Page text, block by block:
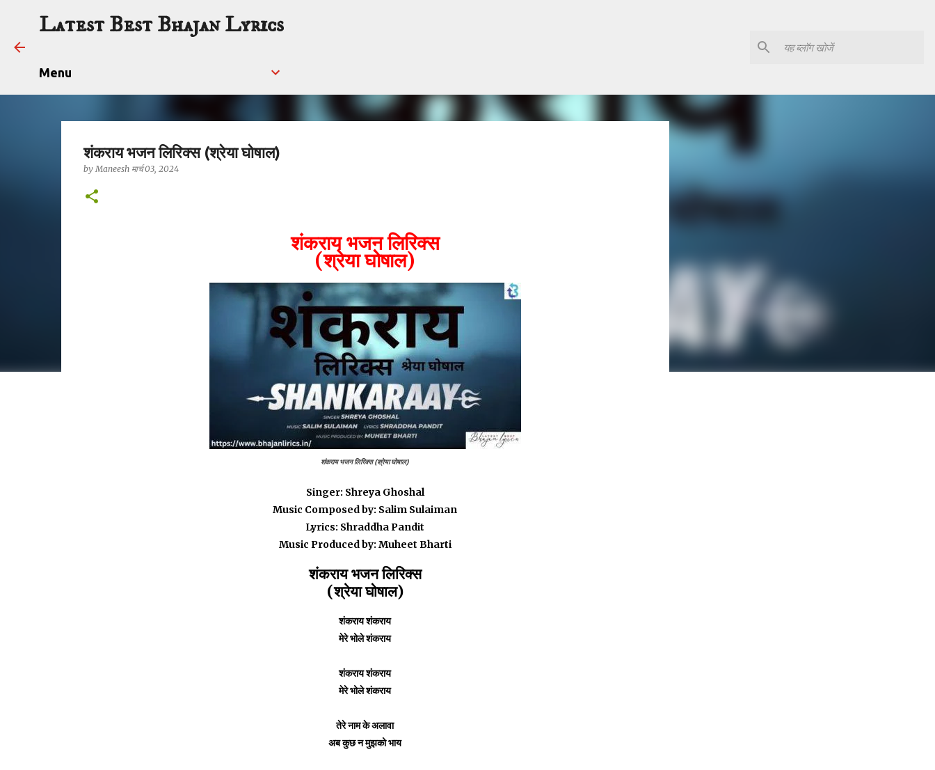
Latest Best Bhajan Lyrics
Menu
शंकराय भजन लिरिक्स (श्रेया घोषाल)
byManeesh मार्च 03, 2024
शंकराय भजन लिरिक्स
(श्रेया घोषाल)
शंकराय भजन लिरिक्स (श्रेया घोषाल)
Singer: Shreya Ghoshal
Music Composed by: Salim Sulaiman
Lyrics: Shraddha Pandit
Music Produced by: Muheet Bharti
शंकराय भजन लिरिक्स
(श्रेया घोषाल)
शंकराय शंकराय
मेरे भोले शंकराय
शंकराय शंकराय
मेरे भोले शंकराय
तेरे नाम के अलावा
अब कुछ न मुझको भाय